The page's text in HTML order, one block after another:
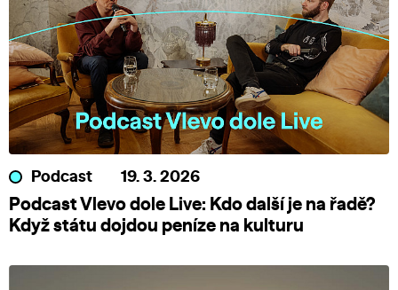
Podcast 19. 3. 2026
Podcast Vlevo dole Live: Kdo další je na řadě?
Když státu dojdou peníze na kulturu